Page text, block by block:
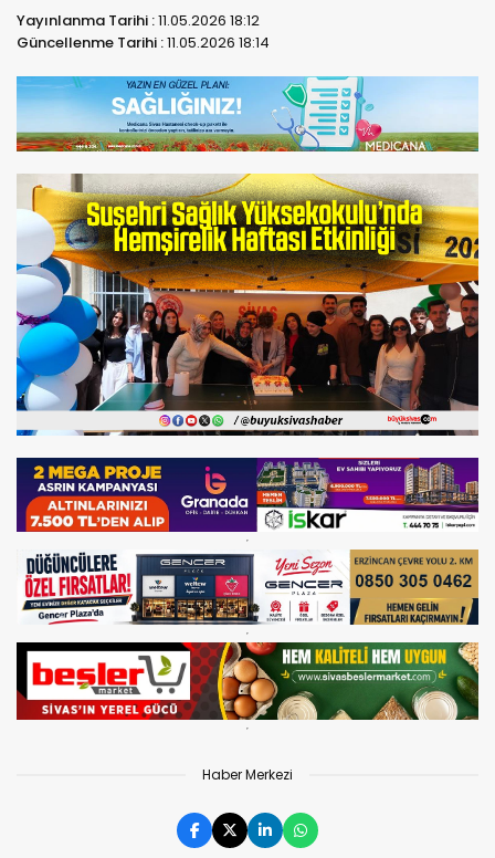
Yayınlanma Tarihi :11.05.2026 18:12
Güncellenme Tarihi :11.05.2026 18:14
Haber Merkezi